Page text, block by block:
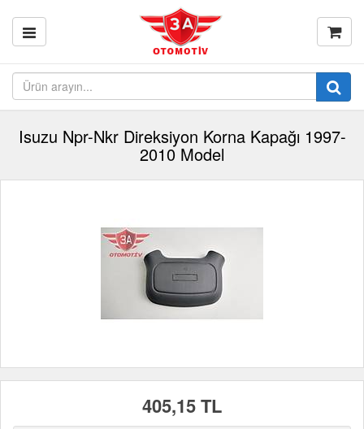
Isuzu Npr-Nkr Direksiyon Korna Kapağı 1997-
2010 Model
405,15 TL